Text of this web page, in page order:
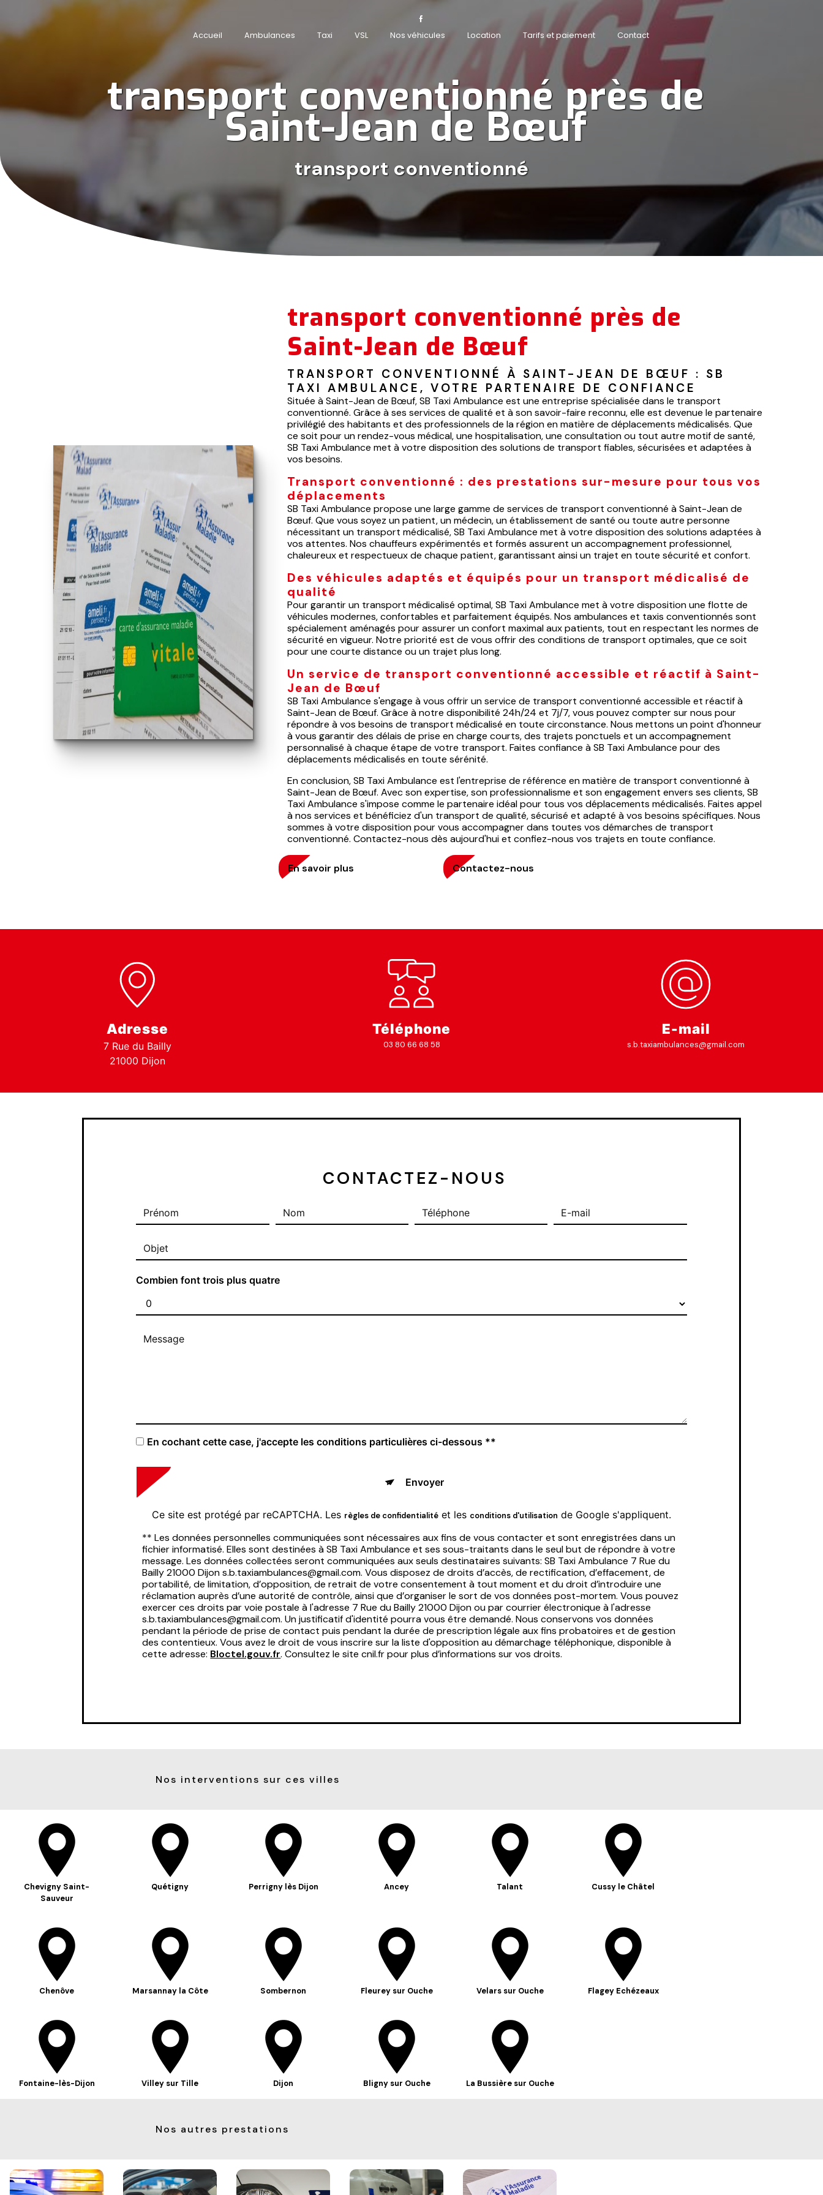
Accueil Ambulances Taxi VSL Nos véhicules Location Tarifs et paiement Contact
transport conventionné près de
Saint-Jean de Bœuf
transport conventionné
transport conventionné près de
Saint-Jean de Bœuf
TRANSPORT CONVENTIONNÉ À SAINT-JEAN DE BŒUF : SB
TAXI AMBULANCE, VOTRE PARTENAIRE DE CONFIANCE
Située à Saint-Jean de Bœuf, SB Taxi Ambulance est une entreprise spécialisée dans le transport
conventionné. Grâce à ses services de qualité et à son savoir-faire reconnu, elle est devenue le partenaire
privilégié des habitants et des professionnels de la région en matière de déplacements médicalisés. Que
ce soit pour un rendez-vous médical, une hospitalisation, une consultation ou tout autre motif de santé,
SB Taxi Ambulance met à votre disposition des solutions de transport fiables, sécurisées et adaptées à
vos besoins.
Transport conventionné : des prestations sur-mesure pour tous vos
déplacements
SB Taxi Ambulance propose une large gamme de services de transport conventionné à Saint-Jean de
Bœuf. Que vous soyez un patient, un médecin, un établissement de santé ou toute autre personne
nécessitant un transport médicalisé, SB Taxi Ambulance met à votre disposition des solutions adaptées à
vos attentes. Nos chauffeurs expérimentés et formés assurent un accompagnement professionnel,
chaleureux et respectueux de chaque patient, garantissant ainsi un trajet en toute sécurité et confort.
Des véhicules adaptés et équipés pour un transport médicalisé de
qualité
Pour garantir un transport médicalisé optimal, SB Taxi Ambulance met à votre disposition une flotte de
véhicules modernes, confortables et parfaitement équipés. Nos ambulances et taxis conventionnés sont
spécialement aménagés pour assurer un confort maximal aux patients, tout en respectant les normes de
sécurité en vigueur. Notre priorité est de vous offrir des conditions de transport optimales, que ce soit
pour une courte distance ou un trajet plus long.
Un service de transport conventionné accessible et réactif à Saint-
Jean de Bœuf
SB Taxi Ambulance s'engage à vous offrir un service de transport conventionné accessible et réactif à
Saint-Jean de Bœuf. Grâce à notre disponibilité 24h/24 et 7j/7, vous pouvez compter sur nous pour
répondre à vos besoins de transport médicalisé en toute circonstance. Nous mettons un point d'honneur
à vous garantir des délais de prise en charge courts, des trajets ponctuels et un accompagnement
personnalisé à chaque étape de votre transport. Faites confiance à SB Taxi Ambulance pour des
déplacements médicalisés en toute sérénité.
En conclusion, SB Taxi Ambulance est l'entreprise de référence en matière de transport conventionné à
Saint-Jean de Bœuf. Avec son expertise, son professionnalisme et son engagement envers ses clients, SB
Taxi Ambulance s'impose comme le partenaire idéal pour tous vos déplacements médicalisés. Faites appel
à nos services et bénéficiez d'un transport de qualité, sécurisé et adapté à vos besoins spécifiques. Nous
sommes à votre disposition pour vous accompagner dans toutes vos démarches de transport
conventionné. Contactez-nous dès aujourd'hui et confiez-nous vos trajets en toute confiance.
En savoir plus Contactez-nous
Adresse
7 Rue du Bailly
21000 Dijon
Téléphone
03 80 66 68 58
E-mail
s.b.taxiambulances@gmail.com
CONTACTEZ-NOUS
Combien font trois plus quatre
En cochant cette case, j'accepte les conditions particulières ci-dessous **
Envoyer
Ce site est protégé par reCAPTCHA. Les règles de confidentialité et les conditions d'utilisation de Google s'appliquent.
** Les données personnelles communiquées sont nécessaires aux fins de vous contacter et sont enregistrées dans un
fichier informatisé. Elles sont destinées à SB Taxi Ambulance et ses sous-traitants dans le seul but de répondre à votre
message. Les données collectées seront communiquées aux seuls destinataires suivants: SB Taxi Ambulance 7 Rue du
Bailly 21000 Dijon s.b.taxiambulances@gmail.com. Vous disposez de droits d’accès, de rectification, d’effacement, de
portabilité, de limitation, d’opposition, de retrait de votre consentement à tout moment et du droit d’introduire une
réclamation auprès d’une autorité de contrôle, ainsi que d’organiser le sort de vos données post-mortem. Vous pouvez
exercer ces droits par voie postale à l'adresse 7 Rue du Bailly 21000 Dijon ou par courrier électronique à l'adresse
s.b.taxiambulances@gmail.com. Un justificatif d'identité pourra vous être demandé. Nous conservons vos données
pendant la période de prise de contact puis pendant la durée de prescription légale aux fins probatoires et de gestion
des contentieux. Vous avez le droit de vous inscrire sur la liste d'opposition au démarchage téléphonique, disponible à
cette adresse: Bloctel.gouv.fr. Consultez le site cnil.fr pour plus d’informations sur vos droits.
Nos interventions sur ces villes
Chevigny Saint-
Sauveur
Quétigny Perrigny lès Dijon Ancey Talant Cussy le Châtel
Chenôve Marsannay la Côte Sombernon Fleurey sur Ouche Velars sur Ouche Flagey Echézeaux
Fontaine-lès-Dijon Villey sur Tille Dijon Bligny sur Ouche La Bussière sur Ouche
Nos autres prestations
Panneau de gestion des cookies